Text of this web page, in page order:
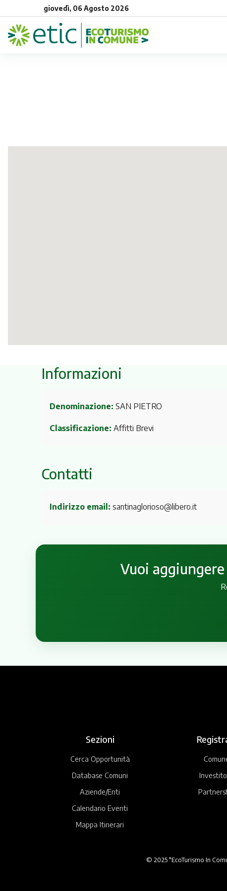
giovedì, 06 Agosto 2026
Informazioni
Denominazione: SAN PIETRO
Classificazione: Affitti Brevi
Contatti
Indirizzo email: santinaglorioso@libero.it
Vuoi
Sezioni
Cerca Opportunità
Database Comuni
Aziende/Enti
Calendario Eventi
Mappa Itinerari
© 2025 "EcoTurismo In